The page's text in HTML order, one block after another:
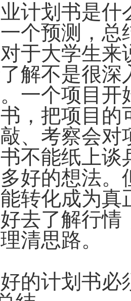
计划书是
个预测，
对于大学生来
解不是很
一个项目
，把项目
、考察会
不能纸上谈
好的想法
转化成为
去了解行
清思路。
计划书必